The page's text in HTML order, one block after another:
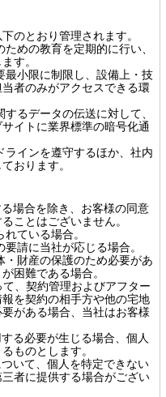
のとおり管理されます。
めの教育を定期的に行い、
す。
小限に制限し、設備上・技
者のみがアクセスできる環
るデータの伝送に対して、
イトに業界標準の暗号化通
インを遵守するほか、社内
おります。
場合を除き、お客様の同意
ことはございません。
ている場合。
請に当社が応じる場合。
財産の保護のため必要があ
困難である場合。
、契約管理およびアフター
を契約の相手方や他の宅地
がある場合、当社はお客様
る必要が生じる場合、個人
ものとします。
いて、個人を特定できない
者に提供する場合がござい